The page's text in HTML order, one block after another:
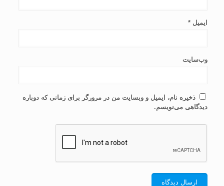
ایمیل *
وب‌سایت
ذخیره نام، ایمیل و وبسایت من در مرورگر برای زمانی که دوباره
دیدگاهی می‌نویسم.